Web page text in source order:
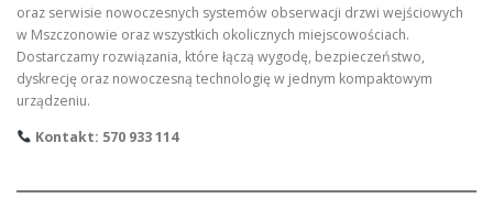
oraz serwisie nowoczesnych systemów obserwacji drzwi wejściowych
w Mszczonowie oraz wszystkich okolicznych miejscowościach.
Dostarczamy rozwiązania, które łączą wygodę, bezpieczeństwo,
dyskrecję oraz nowoczesną technologię w jednym kompaktowym
urządzeniu.
Kontakt: 570 933 114